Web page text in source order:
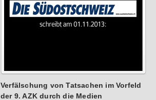
Verfälschung von Tatsachen im Vorfeld
der 9. AZK durch die Medien